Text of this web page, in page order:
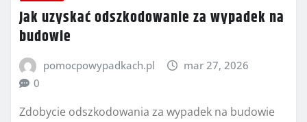
Jak uzyskać odszkodowanie za wypadek na
budowie
pomocpowypadkach.pl
mar 27, 2026
0
Zdobycie odszkodowania za wypadek na budowie